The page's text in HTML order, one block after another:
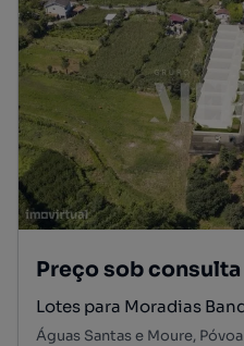
Preço sob consulta
Lotes para Moradias
Águas Santas e Moure,